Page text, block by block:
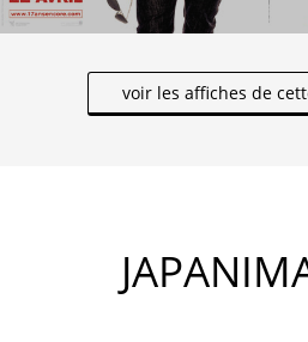
voir les affiches de